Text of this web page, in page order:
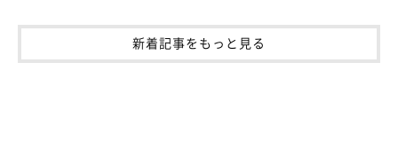
新着記事をもっと見る